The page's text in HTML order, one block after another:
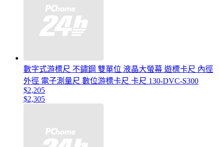
數字式游標尺 不鏽鋼 雙單位 液晶大螢幕 遊標卡尺 內徑
外徑 電子測量尺 數位游標卡尺 卡尺 130-DVC-S300
$2,205
$2,305